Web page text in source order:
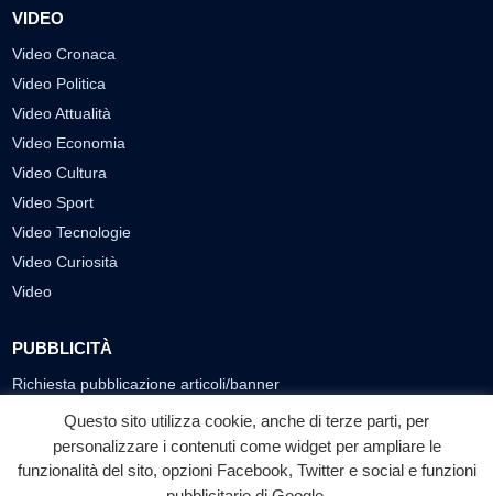
VIDEO
Video Cronaca
Video Politica
Video Attualità
Video Economia
Video Cultura
Video Sport
Video Tecnologie
Video Curiosità
Video
PUBBLICITÀ
Richiesta pubblicazione articoli/banner
SEGUICI SUI SOCIAL
f ◎ ▶
Questo sito utilizza cookie, anche di terze parti, per
personalizzare i contenuti come widget per ampliare le
funzionalità del sito, opzioni Facebook, Twitter e social e funzioni